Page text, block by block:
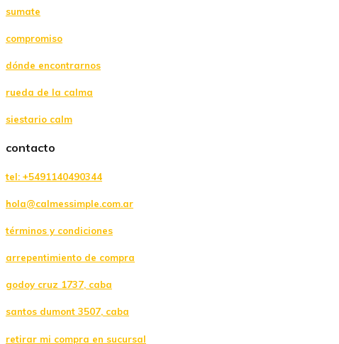
sumate
compromiso
dónde encontrarnos
rueda de la calma
siestario calm
contacto
tel: +5491140490344
hola@calmessimple.com.ar
términos y condiciones
arrepentimiento de compra
godoy cruz 1737, caba
santos dumont 3507, caba
retirar mi compra en sucursal